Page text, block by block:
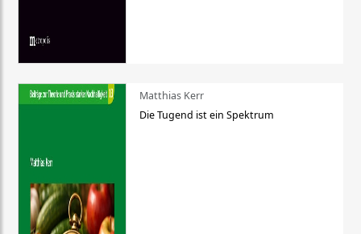
Matthias Kerr
Die Tugend ist ein Spektrum